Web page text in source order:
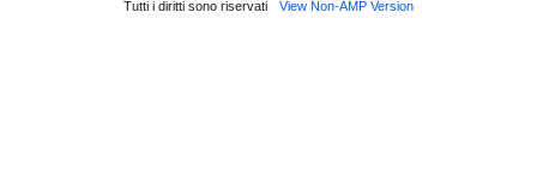
Tutti i diritti sono riservati View Non-AMP Version